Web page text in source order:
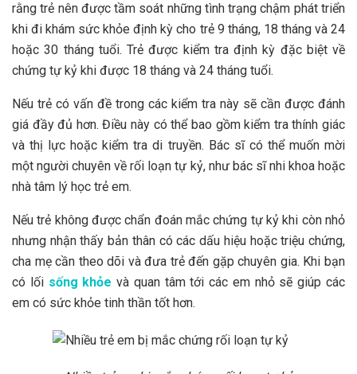
rằng trẻ nên được tầm soát những tình trạng chậm phát triển
khi đi khám sức khỏe định kỳ cho trẻ 9 tháng, 18 tháng và 24
hoặc 30 tháng tuổi. Trẻ được kiểm tra định kỳ đặc biệt về
chứng tự kỷ khi được 18 tháng và 24 tháng tuổi.
Nếu trẻ có vấn đề trong các kiểm tra này sẽ cần được đánh
giá đầy đủ hơn. Điều này có thể bao gồm kiểm tra thính giác
và thị lực hoặc kiểm tra di truyền. Bác sĩ có thể muốn mời
một người chuyên về rối loạn tự kỷ, như bác sĩ nhi khoa hoặc
nhà tâm lý học trẻ em.
Nếu trẻ không được chẩn đoán mắc chứng tự kỷ khi còn nhỏ
nhưng nhận thấy bản thân có các dấu hiệu hoặc triệu chứng,
cha mẹ cần theo dõi và đưa trẻ đến gặp chuyên gia. Khi bạn
có lối sống khỏe và quan tâm tới các em nhỏ sẽ giúp các
em có sức khỏe tinh thần tốt hơn.